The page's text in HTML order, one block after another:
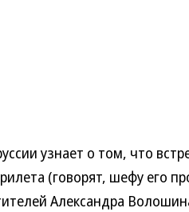
узнает о том, что
(говорят, шефу его
Александра